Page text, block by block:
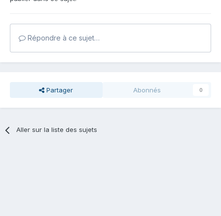
Répondre à ce sujet…
Partager Abonnés 0
Aller sur la liste des sujets